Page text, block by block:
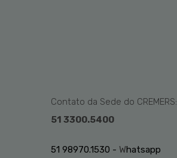
Contato da Sede do CREMERS:
51 3300.5400
51 98970.1530 - Whatsapp